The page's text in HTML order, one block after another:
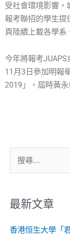
受社會環境影響，
報考聯招的學生提
頁陸續上載各學系
今年將報考
11月3日參加明報
2019」，屆時黃
尋
鍵
最新文章
香港恒生大學「